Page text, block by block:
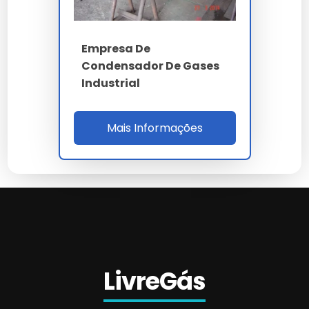
Empresa De
Condensador De Gases
Industrial
Mais Informações
LivreGás